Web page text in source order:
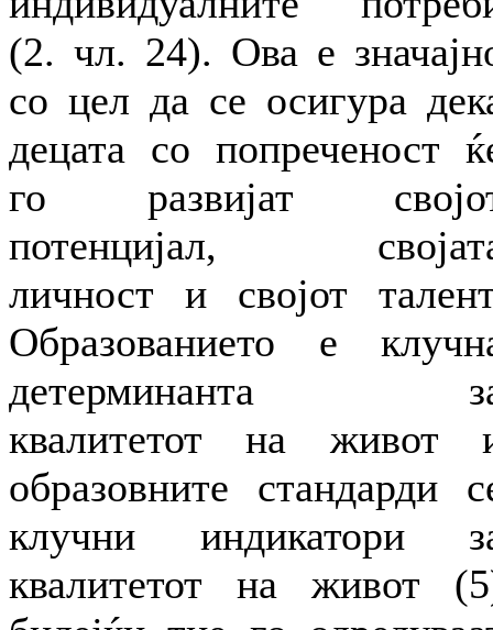
(2. чл. 24). Ова е
со цел да се осигура
децата со попреченост
го развијат
потенцијал,
личност и својот
Образованието е
детерминанта
квалитетот на живот
образовните стандарди
клучни индикатори
квалитетот на живот